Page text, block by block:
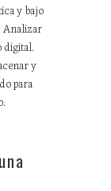
y bajo
Analizar
digital.
y
para